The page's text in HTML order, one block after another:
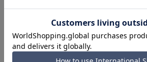
■お急ぎ発送のご注文につきましても、
よってはお急ぎ発送サービスを選択で
す。